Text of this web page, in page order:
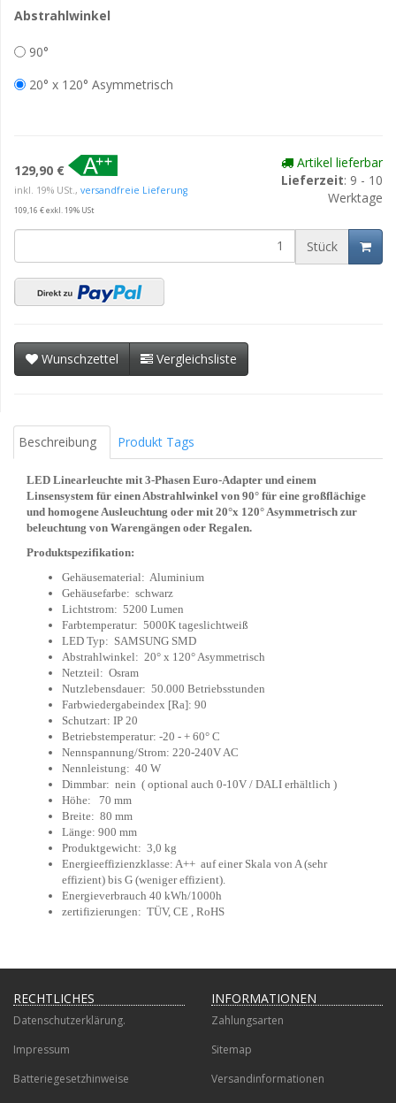
Abstrahlwinkel
90°
20° x 120° Asymmetrisch
129,90 €
inkl. 19% USt., versandfreie Lieferung
109,16 € exkl. 19% USt
Artikel lieferbar
Lieferzeit: 9 - 10
Werktage
Stück
Wunschzettel Vergleichsliste
Beschreibung Produkt Tags
LED Linearleuchte mit 3-Phasen Euro-Adapter und einem
Linsensystem für einen Abstrahlwinkel von 90° für eine großflächige
und homogene Ausleuchtung oder mit 20°x 120° Asymmetrisch zur
beleuchtung von Warengängen oder Regalen.
Produktspezifikation:
Gehäusematerial: Aluminium
Gehäusefarbe: schwarz
Lichtstrom: 5200 Lumen
Farbtemperatur: 5000K tageslichtweiß
LED Typ: SAMSUNG SMD
Abstrahlwinkel: 20° x 120° Asymmetrisch
Netzteil: Osram
Nutzlebensdauer: 50.000 Betriebsstunden
Farbwiedergabeindex [Ra]: 90
Schutzart: IP 20
Betriebstemperatur: -20 - + 60° C
Nennspannung/Strom: 220-240V AC
Nennleistung: 40 W
Dimmbar: nein ( optional auch 0-10V / DALI erhältlich )
Höhe: 70 mm
Breite: 80 mm
Länge: 900 mm
Produktgewicht: 3,0 kg
Energieeffizienzklasse: A++ auf einer Skala von A (sehr
effizient) bis G (weniger effizient).
Energieverbrauch 40 kWh/1000h
zertifizierungen: TÜV, CE , RoHS
RECHTLICHES
Datenschutzerklärung.
Impressum
Batteriegesetzhinweise
INFORMATIONEN
Zahlungsarten
Sitemap
Versandinformationen